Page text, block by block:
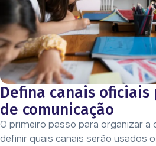
Defina canais
de comunicação
O primeiro passo para organizar a
definir quais canais serão usados